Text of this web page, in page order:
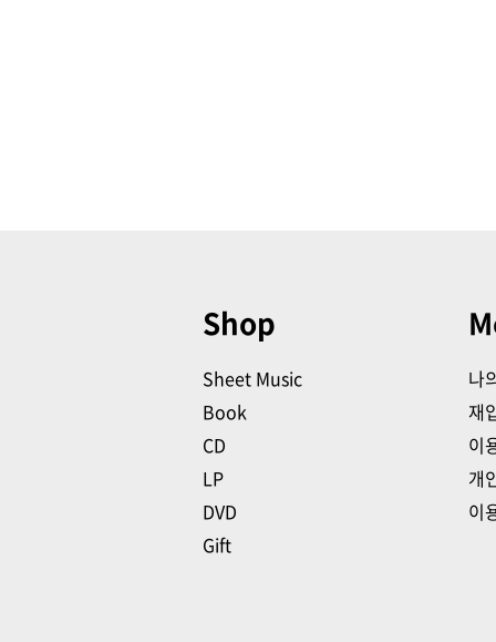
Shop
Sheet Music
Book
CD
LP
DVD
Gift
나
재
이
개
이